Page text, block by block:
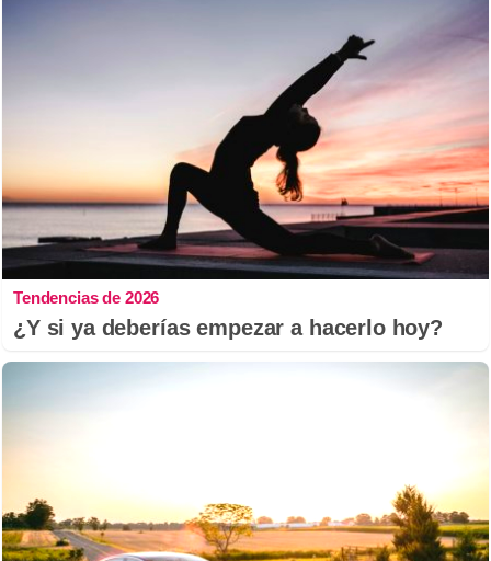
Tendencias de 2026
¿Y si ya deberías empezar a hacerlo hoy?